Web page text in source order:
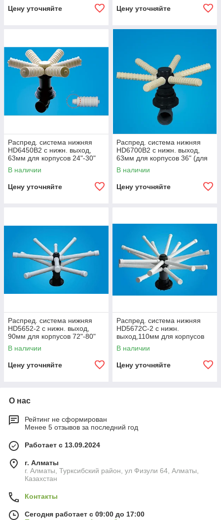
Цену уточняйте Цену уточняйте
Распред. система нижняя
HD6450B2 с нижн. выход,
63мм для корпусов 24"-30"
(для бок. посадки)
В наличии
Цену уточняйте
Распред. система нижняя
HD6700B2 с нижн. выход,
63мм для корпусов 36" (для
бок. посадки)
В наличии
Цену уточняйте
Распред. система нижняя
HD5652-2 с нижн. выход,
90мм для корпусов 72"-80"
(для бок. посадки)
В наличии
Цену уточняйте
Распред. система нижняя
HD5672C-2 с нижн.
выход,110мм для корпусов
36"(бок. посадка, 2-х
уровневая)
В наличии
Цену уточняйте
О нас
Рейтинг не сформирован
Менее 5 отзывов за последний год
Работает с 13.09.2024
г. Алматы
г. Алматы, Турксибский район, ул Физули 64, Алматы,
Казахстан
Контакты
Сегодня работает с 09:00 до 17:00